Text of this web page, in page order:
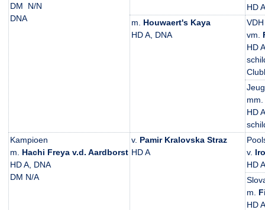
DM N/N
DNA
HD A
m. Houwaert's Kaya
HD A, DNA
vm.
HD
mm.
HD
Kampioen
m. Hachi Freya v.d. Aardborst
HD A, DNA
DM N/A
v. Pamir Kralovska Straz
HD A
v.
HD A
m.
HD A